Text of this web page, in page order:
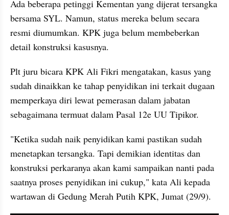
Ada beberapa petinggi Kementan yang dijerat tersangka
bersama SYL. Namun, status mereka belum secara
resmi diumumkan. KPK juga belum membeberkan
detail konstruksi kasusnya.
Plt juru bicara KPK Ali Fikri mengatakan, kasus yang
sudah dinaikkan ke tahap penyidikan ini terkait dugaan
memperkaya diri lewat pemerasan dalam jabatan
sebagaimana termuat dalam Pasal 12e UU Tipikor.
"Ketika sudah naik penyidikan kami pastikan sudah
menetapkan tersangka. Tapi demikian identitas dan
konstruksi perkaranya akan kami sampaikan nanti pada
saatnya proses penyidikan ini cukup," kata Ali kepada
wartawan di Gedung Merah Putih KPK, Jumat (29/9).